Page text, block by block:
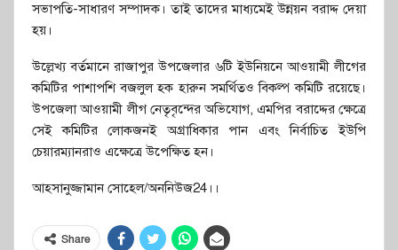
সভাপতি-সাধারণ সম্পাদক। তাই তাদের মাধ্যমেই উন্নয়ন বরাদ্দ দেয়া
হয়।
উল্লেখ্য বর্তমানে রাজাপুর উপজেলার ৬টি ইউনিয়নে আওয়ামী লীগের
কমিটির পাশাপশি বজলুল হক হারুন সমর্থিতও বিকল্প কমিটি রয়েছে।
উপজেলা আওয়ামী লীগ নেতৃবৃন্দের অভিযোগ, এমপির বরাদ্দের ক্ষেত্রে
সেই কমিটির লোকজনই অগ্রাধিকার পান এবং নির্বাচিত ইউপি
চেয়ারম্যানরাও এক্ষেত্রে উপেক্ষিত হন।
আহসানুজ্জামান সোহেল/অননিউজ24।।
Share